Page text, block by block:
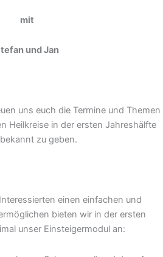
mit
und Jan
uns euch die Termine und Themen
Heilkreise in der ersten Jahreshälfte
zu geben.
einen einfachen und
bieten wir in der ersten
unser Einsteigermodul an: